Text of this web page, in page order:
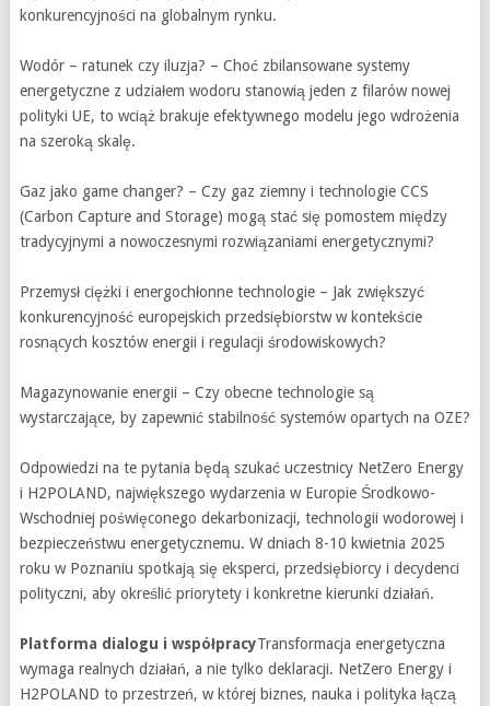
konkurencyjności na globalnym rynku.
Wodór – ratunek czy iluzja? – Choć zbilansowane systemy
energetyczne z udziałem wodoru stanowią jeden z filarów nowej
polityki UE, to wciąż brakuje efektywnego modelu jego wdrożenia
na szeroką skalę.
Gaz jako game changer? – Czy gaz ziemny i technologie CCS
(Carbon Capture and Storage) mogą stać się pomostem między
tradycyjnymi a nowoczesnymi rozwiązaniami energetycznymi?
Przemysł ciężki i energochłonne technologie – Jak zwiększyć
konkurencyjność europejskich przedsiębiorstw w kontekście
rosnących kosztów energii i regulacji środowiskowych?
Magazynowanie energii – Czy obecne technologie są
wystarczające, by zapewnić stabilność systemów opartych na OZE?
Odpowiedzi na te pytania będą szukać uczestnicy NetZero Energy
i H2POLAND, największego wydarzenia w Europie Środkowo-
Wschodniej poświęconego dekarbonizacji, technologii wodorowej i
bezpieczeństwu energetycznemu. W dniach 8-10 kwietnia 2025
roku w Poznaniu spotkają się eksperci, przedsiębiorcy i decydenci
polityczni, aby określić priorytety i konkretne kierunki działań.
Platforma dialogu i współpracyTransformacja energetyczna
wymaga realnych działań, a nie tylko deklaracji. NetZero Energy i
H2POLAND to przestrzeń, w której biznes, nauka i polityka łączą